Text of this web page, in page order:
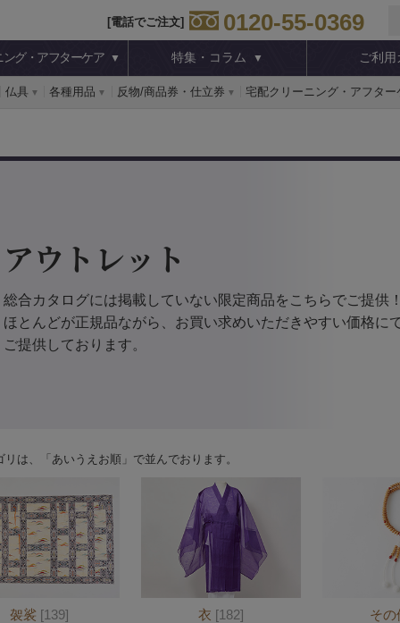
[電話でご注文] 0120-55-0369
ング・アフターケア 特集・コラム ご利用
仏具 各種用品 反物/商品券・仕立券 宅配クリーニング・アフター
アウトレット
総合カタログには掲載していない限定商品をこちらでご提供！
ほとんどが正規品ながら、お買い求めいただきやすい価格に
ご提供しております。
は、「あいうえお順」で並んでおります。
袈裟 [139] 衣 [182] その